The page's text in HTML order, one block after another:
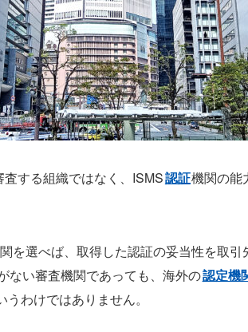
する組織ではなく、ISMS認証機関の能
を選べば、取得した認証の妥当性を取引
ない審査機関であっても、海外の認定機
わけではありません。